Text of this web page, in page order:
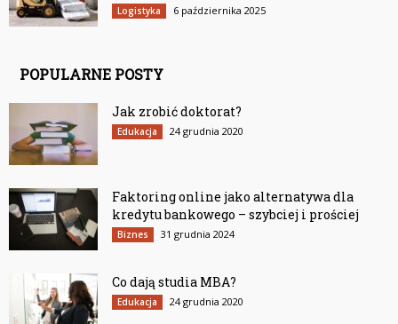
Logistyka 6 października 2025
POPULARNE POSTY
Jak zrobić doktorat?
Edukacja 24 grudnia 2020
Faktoring online jako alternatywa dla
kredytu bankowego – szybciej i prościej
Biznes 31 grudnia 2024
Co dają studia MBA?
Edukacja 24 grudnia 2020